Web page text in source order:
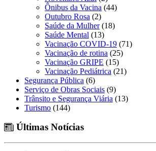
Ônibus da Vacina (44)
Outubro Rosa (2)
Saúde da Mulher(18)
Saúde Mental (13)
Vacinação COVID-19 (71)
Vacinação de rotina (25)
Vacinação GRIPE (15)
Vacinação Pediátrica (21)
Segurança Pública (6)
Serviço de Obras Sociais (9)
Trânsito e Segurança Viária (13)
Turismo (144)
Últimas Notícias